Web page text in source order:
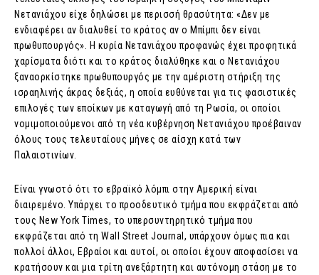
Νετανιάχου είχε δηλώσει με περισσή θρασύτητα: «Δεν με
ενδιαφέρει αν διαλυθεί το κράτος αν ο Μπίμπι δεν είναι
πρωθυπουργός». Η κυρία Νετανιάχου προφανώς έχει προφητικά
χαρίσματα διότι και το κράτος διαλύθηκε και ο Νετανιάχου
ξαναορκίστηκε πρωθυπουργός με την αμέριστη στήριξη της
ισραηλινής άκρας δεξιάς, η οποία ευθύνεται για τις φασιστικές
επιλογές των εποίκων με καταγωγή από τη Ρωσία, οι οποίοι
νομιμοποιούμενοι από τη νέα κυβέρνηση Νετανιάχου προέβαιναν
όλους τους τελευταίους μήνες σε αίσχη κατά των
Παλαιστινίων.
Είναι γνωστό ότι το εβραϊκό λόμπι στην Αμερική είναι
διαιρεμένο. Υπάρχει το προοδευτικό τμήμα που εκφράζεται από
τους New York Times, το υπερσυντηρητικό τμήμα που
εκφράζεται από τη Wall Street Journal, υπάρχουν όμως πια και
πολλοί άλλοι, Εβραίοι και αυτοί, οι οποίοι έχουν αποφασίσει να
κρατήσουν και μια τρίτη ανεξάρτητη και αυτόνομη στάση με το